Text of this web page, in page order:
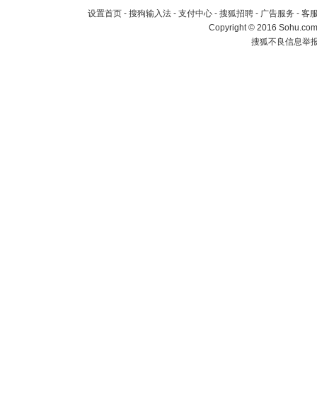
设置首页 - 搜狗输入法 - 支付中心 - 搜狐招聘 - 广告服务 - 客
Copyright©2016
搜狐不良信息举